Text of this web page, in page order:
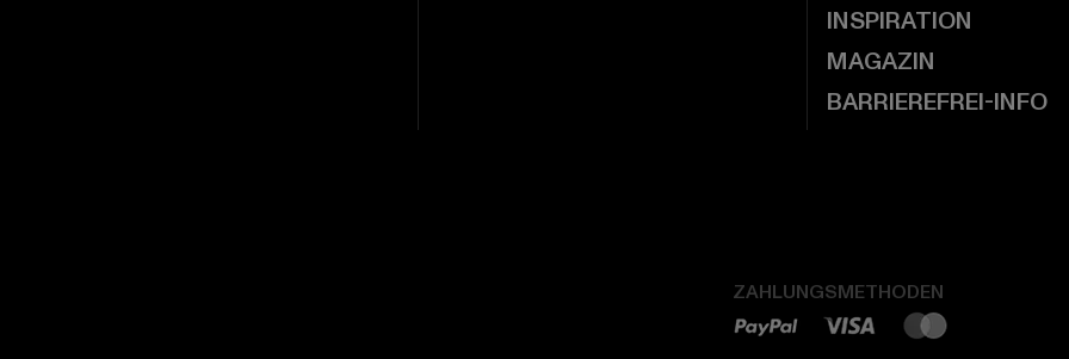
INSPIRATION
MAGAZIN
BARRIEREFREI-INFO
ZAHLUNGSMETHODEN